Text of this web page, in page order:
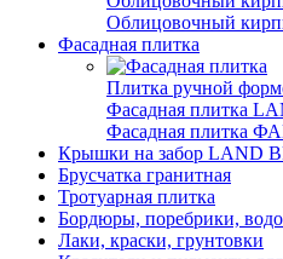
Облицовочный
Фасадная плитка
Плитка ручной
Фасадная плитка
Фасадная плитка
Крышки на забор LAND
Брусчатка гранитная
Тротуарная плитка
Бордюры, поребрики,
Лаки, краски, грунтовки